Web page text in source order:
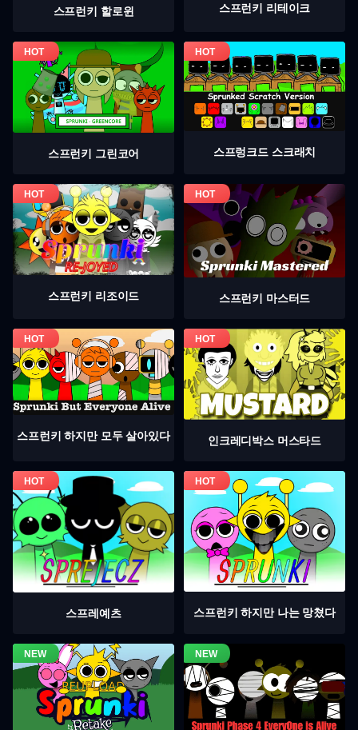
스프런키 할로윈 스프런키 리테이크
스프런키 그린코어 스프렁크드 스크래치
스프런키 리조이드 스프런키 마스터드
스프런키 하지만 모두 살아있다 인크레디박스 머스타드
스프레예츠 스프런키 하지만 나는 망쳤다